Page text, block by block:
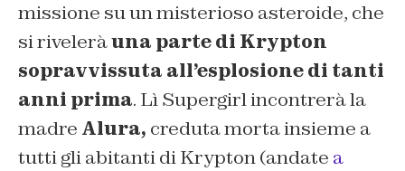
missione su un misterioso asteroide, che
si riveleràuna parte di Krypton
sopravvissuta all’esplosione di tanti
anni prima. Lì Supergirl incontrerà la
madre Alura, creduta morta insieme a
tutti gli abitanti di Krypton (andate a